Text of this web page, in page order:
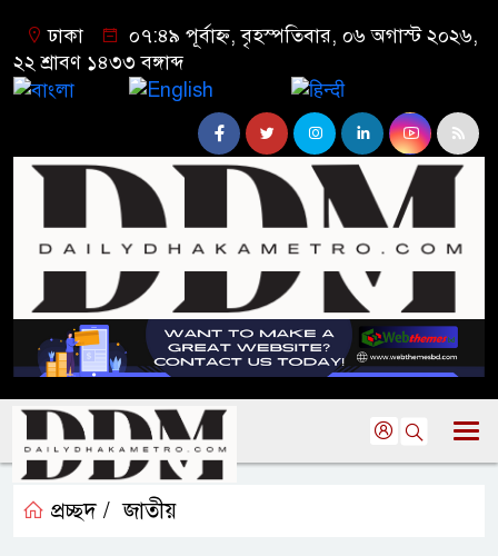
ঢাকা
০৭:৪৯ পূর্বাহ্ন, বৃহস্পতিবার, ০৬ অগাস্ট ২০২৬,
২২ শ্রাবণ ১৪৩৩ বঙ্গাব্দ
প্রচ্ছদ / জাতীয়